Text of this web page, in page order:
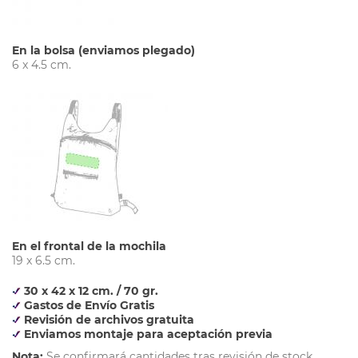
En la bolsa (enviamos plegado)
6 x 4.5 cm.
En el frontal de la mochila
19 x 6.5 cm.
30 x 42 x 12 cm. / 70 gr.
Gastos de Envío Gratis
Revisión de archivos gratuita
Enviamos montaje para aceptación previa